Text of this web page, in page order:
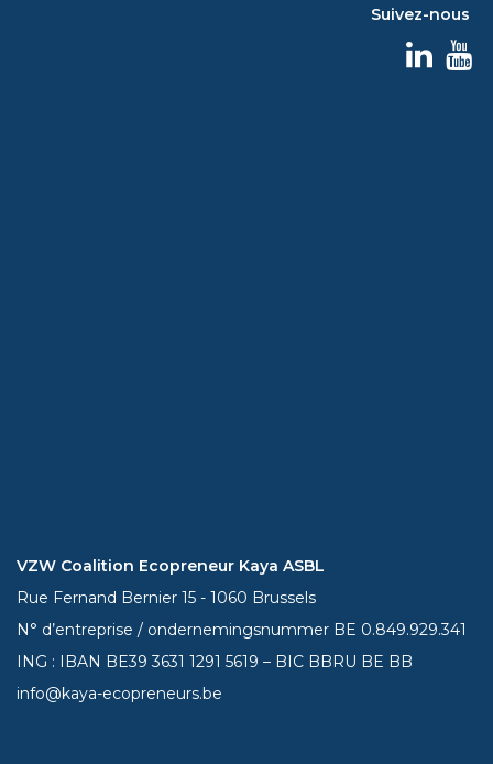
Suivez-nous
VZW Coalition Ecopreneur Kaya ASBL
Rue Fernand Bernier 15 - 1060 Brussels
N° d’entreprise / ondernemingsnummer BE 0.849.929.341
ING : IBAN BE393631 1291 5619 – BIC BBRU BE BB
info@kaya-ecopreneurs.be